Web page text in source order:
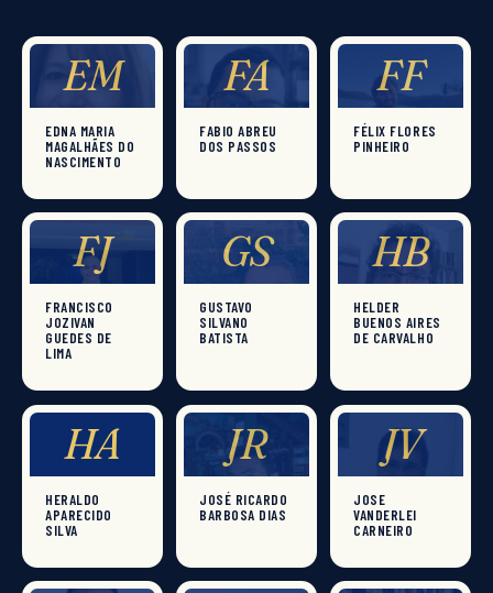
EM
EDNA MARIA
MAGALHÃES DO
NASCIMENTO
FA
FABIO ABREU
DOS PASSOS
FF
FÉLIX FLORES
PINHEIRO
FJ
FRANCISCO
JOZIVAN
GUEDES DE
LIMA
GS
GUSTAVO
SILVANO
BATISTA
HB
HELDER
BUENOS AIRES
DE CARVALHO
HA
HERALDO
APARECIDO
SILVA
JR
JOSÉ RICARDO
BARBOSA DIAS
JV
JOSE
VANDERLEI
CARNEIRO